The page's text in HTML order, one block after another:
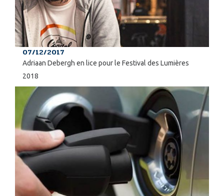
07/12/2017
Adriaan Debergh en lice pour le Festival des Lumières
2018